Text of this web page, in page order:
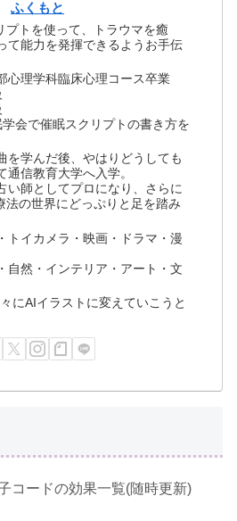
ふくもと
プトを使って、トラウマを癒
て能力を発揮できるようお手伝
心理学科臨床心理コース卒業
会で催眠スクリプトの書き方を
を学んだ後、やはりどうしても
信教育大学へ入学。
い師としてプロになり、さらに
法の世界にどっぷりと足を踏み
トイカメラ・映画・ドラマ・漫
自然・インテリア・アート・文
にAIイラストに変えていこうと
コードの効果一覧(随時更新)